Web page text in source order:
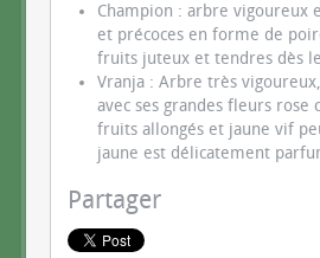
Champion : arbre
et précoces en forme de
fruits juteux et tendres dès
Vranja : Arbre très
avec ses grandes fleurs rose
fruits allongés et jaune vif
jaune est délicatement
Partager